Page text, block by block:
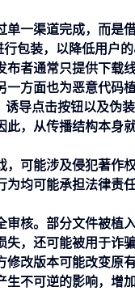
一渠道完成，而是
包装，以降低用户的
者通常只提供下载
方面也为恶意代码
导点击按钮以及伪
，从传播结构本身
可能涉及侵犯著作
均可能承担法律责
核。部分文件被植
，还可能被用于诈骗
改版本可能改变原
不可逆的影响，增